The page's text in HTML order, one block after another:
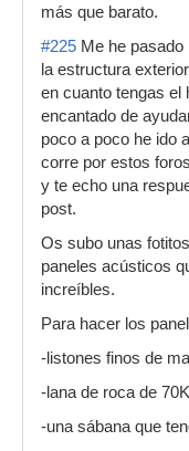
más que barato.
#225 Me he
la estructura
en cuanto tengas el
encantado de
poco a poco he ido
corre por estos
y te echo una
post.
Os subo unas
paneles acústicos
increíbles.
Para hacer los
-listones finos de
-lana de roca de
-una sábana que